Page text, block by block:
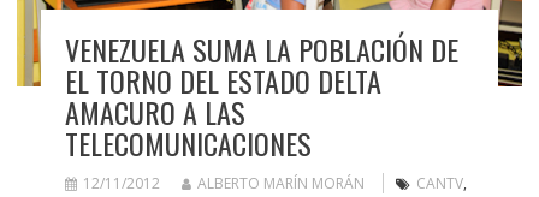
VENEZUELA SUMA LA POBLACIÓN DE
EL TORNO DEL ESTADO DELTA
AMACURO A LAS
TELECOMUNICACIONES
12/11/2012 ALBERTO MARÍN MORÁN CANTV,